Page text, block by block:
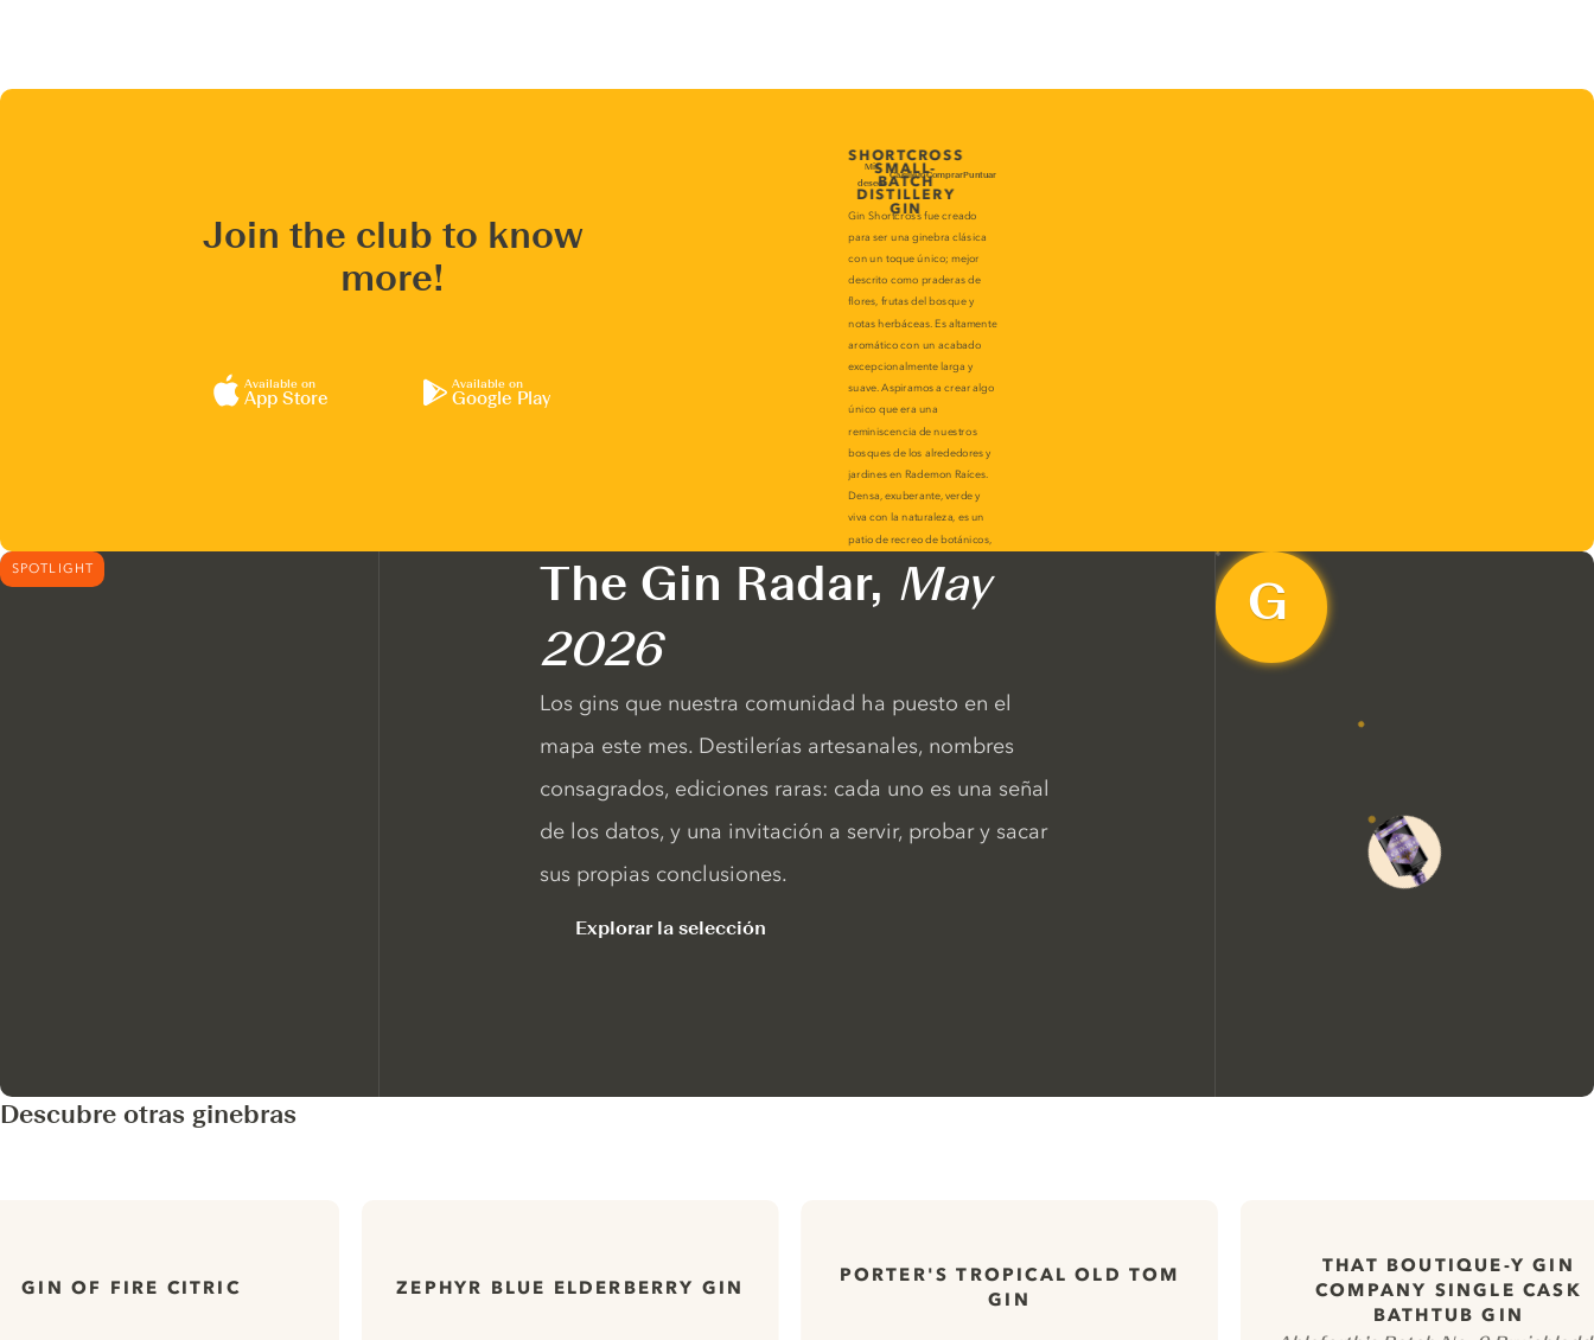
Join the club to know
more!
Available on
App Store
Available on
Google Play
SPOTLIGHT The Gin Radar, May
2026
Los gins que nuestra comunidad ha puesto en el
mapa este mes. Destilerías artesanales, nombres
consagrados, ediciones raras: cada uno es una señal
de los datos, y una invitación a servir, probar y sacar
sus propias conclusiones.
Explorar la selección
Descubre otras ginebras
GIN OF FIRE CITRIC ZEPHYR BLUE ELDERBERRY GIN
PORTER'S TROPICAL OLD TOM
GIN
THAT BOUTIQUE-Y GIN
COMPANY SINGLE CASK
BATHTUB GIN
cookies pour améliorer
l’expérience de notre site web.